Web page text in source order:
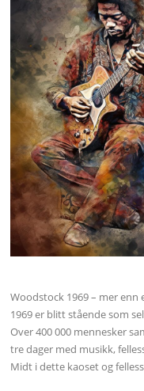
Woodstock 1969 – mer
1969 er blitt stående som
Over 400 000 mennesker
tre dager med musikk,
Midt i dette kaoset og